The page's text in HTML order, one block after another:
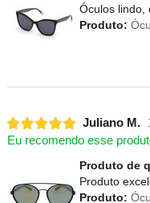
Óculos lindo,
Produto:
Juliano M.
Eu recomendo esse
Produto de
Produto
Produto: